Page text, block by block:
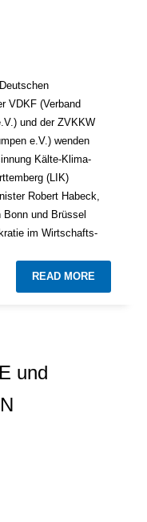
VDKF (Verband
und der ZVKKW
e.V.) wenden
Kälte-Klima-
(LIK)
Robert Habeck,
und Brüssel
im Wirtschafts-
READ MORE
und